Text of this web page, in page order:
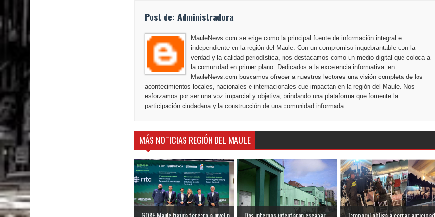
Post de: Administradora
MauleNews.com se erige como la principal fuente de información integral e
independiente en la región del Maule. Con un compromiso inquebrantable con la
verdad y la calidad periodística, nos destacamos como un medio digital que coloca a
la comunidad en primer plano. Dedicados a la excelencia informativa, en
MauleNews.com buscamos ofrecer a nuestros lectores una visión completa de los
acontecimientos locales, nacionales e internacionales que impactan en la región del Maule. Nos
esforzamos por ser una voz imparcial y objetiva, brindando una plataforma que fomente la
participación ciudadana y la construcción de una comunidad informada.
MÁS NOTICIAS REGIÓN DEL MAULE
GORE Maule figura tercero a nivel n... Dos internos intentaron escapar Temporal obliga a cerrar